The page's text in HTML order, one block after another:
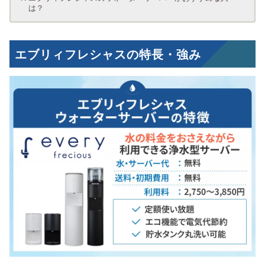
は？
エブリィフレシャスの特長・強み